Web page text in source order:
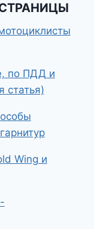
по ПДД и
статья)
Wing и